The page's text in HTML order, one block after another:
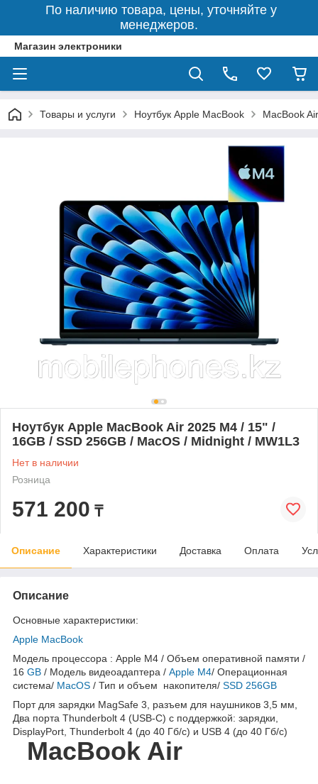
По наличию товара, цены, уточняйте у
менеджеров.
Магазин электроники
Товары и услуги Ноутбук Apple MacBook MacBook
Ноутбук Apple MacBook Air 2025 M4 / 15" /
16GB / SSD 256GB / MacOS / Midnight / MW1L3
Нет в наличии
Розница
571 200 ₸
Описание Характеристики Доставка Оплата
Описание
Основные характеристики:
Apple MacBook
Модель процессора : Apple M4 / Объем оперативной памяти /
16 GB / Модель видеоадаптера / Apple M4/ Операционная
система/ MacOS / Тип и объем накопителя/ SSD 256GB
Порт для зарядки MagSafe 3, разъем для наушников 3,5 мм,
Два порта Thunderbolt 4 (USB-C) с поддержкой: зарядки,
DisplayPort, Thunderbolt 4 (до 40 Гб/с) и USB 4 (до 40 Гб/с)
MacBook Air